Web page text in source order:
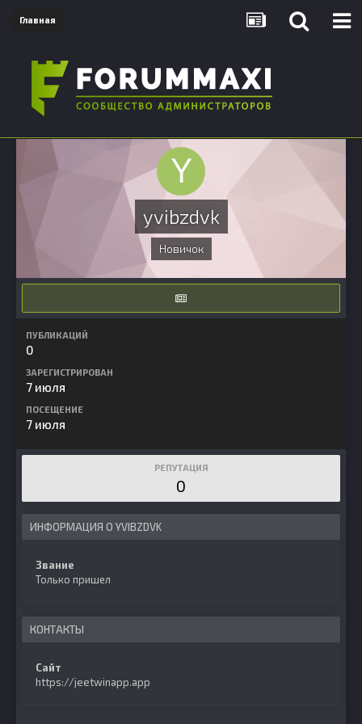
Главная
yvibzdvk
Новичок
ПУБЛИКАЦИЙ
0
ЗАРЕГИСТРИРОВАН
7 июля
ПОСЕЩЕНИЕ
7 июля
РЕПУТАЦИЯ
0
ИНФОРМАЦИЯ О YVIBZDVK
Звание
Только пришел
КОНТАКТЫ
Сайт
https://jeetwinapp.app